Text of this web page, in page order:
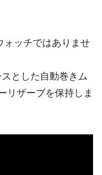
ォッチではありませ
とした自動巻きム
リザーブを保持しま